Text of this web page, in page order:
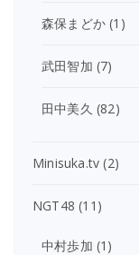
森保まどか (1)
武田智加 (7)
田中美久 (82)
Minisuka.tv (2)
NGT48 (11)
中村歩加 (1)